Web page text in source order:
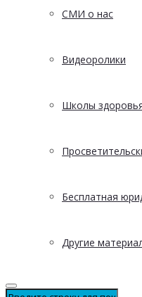
СМИ о нас
Видеоролики
Школы
Бесплатная
Другие